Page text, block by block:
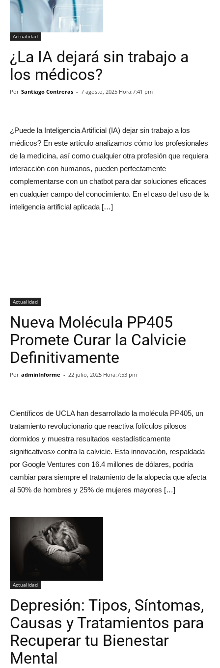
Actualidad
¿La IA dejará sin trabajo a
los médicos?
Por Santiago Contreras - 7 agosto, 2025 Hora:7:41 pm
¿Puede la Inteligencia Artificial (IA) dejar sin trabajo a los
médicos? En este artículo analizamos cómo los profesionales
de la medicina, así como cualquier otra profesión que requiera
interacción con humanos, pueden perfectamente
complementarse con un chatbot para dar soluciones eficaces
en cualquier campo del conocimiento. En el caso del uso de la
inteligencia artificial aplicada […]
Actualidad
Nueva Molécula PP405
Promete Curar la Calvicie
Definitivamente
Por adminInforme - 22 julio, 2025 Hora:7:53 pm
Científicos de UCLA han desarrollado la molécula PP405, un
tratamiento revolucionario que reactiva folículos pilosos
dormidos y muestra resultados «estadísticamente
significativos» contra la calvicie. Esta innovación, respaldada
por Google Ventures con 16.4 millones de dólares, podría
cambiar para siempre el tratamiento de la alopecia que afecta
al 50% de hombres y 25% de mujeres mayores […]
Actualidad
Depresión: Tipos, Síntomas,
Causas y Tratamientos para
Recuperar tu Bienestar
Mental